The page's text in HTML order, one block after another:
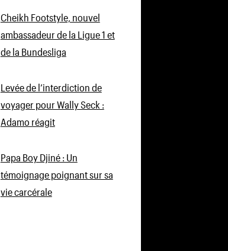
Cheikh Footstyle, nouvel
ambassadeur de la Ligue 1 et
de la Bundesliga
Levée de l’interdiction de
voyager pour Wally Seck :
Adamo réagit
Papa Boy Djiné : Un
témoignage poignant sur sa
vie carcérale